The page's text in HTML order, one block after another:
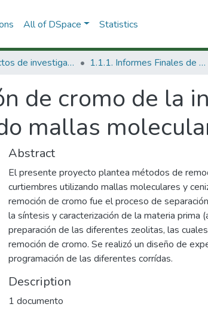
All of DSpace Statistics
1.1 Productos de investigación 1.1.1. Informes Finales de Proyectos de Investigación
de cromo de la
mallas
Abstract
El presente proyecto plantea métodos de
curtiembres utilizando mallas moleculares y
remoción de cromo fue el proceso de
la síntesis y caracterización de la materia prima
preparación de las diferentes zeolitas, las
remoción de cromo. Se realizó un diseño de
programación de las diferentes corrídas.
Description
1 documento